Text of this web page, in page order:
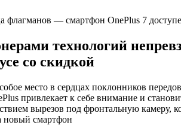
технологий
со скидкой
место в сердцах поклонников
привлекает к себе внимание и
вырезов под фронтальную камеру,
новый смартфон